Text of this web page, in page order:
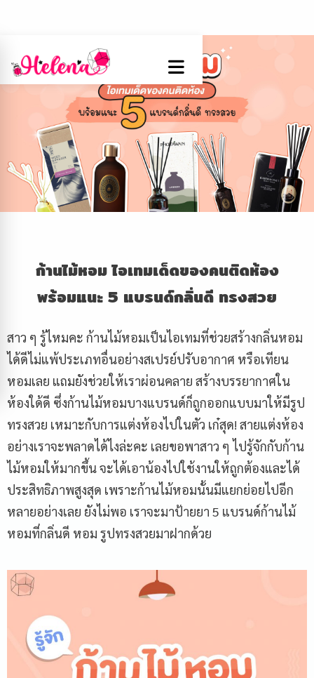
ก้านไม้หอม ไอเทมเด็ดของคนติดห้อง
พร้อมแนะ 5 แบรนด์กลิ่นดี ทรงสวย
สาว ๆ รู้ไหมคะ ก้านไม้หอมเป็นไอเทมที่ช่วยสร้างกลิ่นหอม
ได้ดีไม่แพ้ประเภทอื่นอย่างสเปรย์ปรับอากาศ หรือเทียน
หอมเลย แถมยังช่วยให้เราผ่อนคลาย สร้างบรรยากาศใน
ห้องใด้ดี ซึ่งก้านไม้หอมบางแบรนด์ก็ถูกออกแบบมาให้มีรูป
ทรงสวย เหมาะกับการแต่งห้องไปในตัว เก๋สุด! สายแต่งห้อง
อย่างเราจะพลาดได้ไงล่ะคะ เลยขอพาสาว ๆ ไปรู้จักกับก้าน
ไม้หอมให้มากขึ้น จะได้เอาน้องไปใช้งานให้ถูกต้องและได้
ประสิทธิภาพสูงสุด เพราะก้านไม้หอมนั้นมีแยกย่อยไปอีก
หลายอย่างเลย ยังไม่พอ เราจะมาป้ายยา 5 แบรนด์ก้านไม้
หอมที่กลิ่นดี หอม รูปทรงสวยมาฝากด้วย